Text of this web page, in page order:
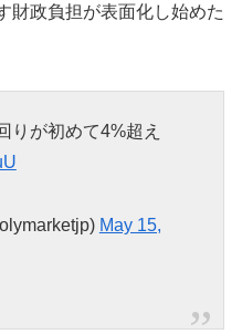
財政負担が表面化し始めた
りが初めて4%超え
May 15,